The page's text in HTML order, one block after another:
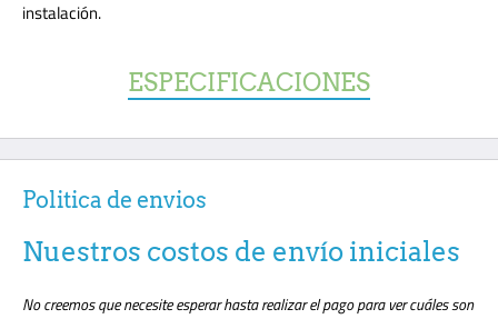
instalación.
ESPECIFICACIONES
Politica de envios
Nuestros costos de envío iniciales
No creemos que necesite esperar hasta realizar el pago para ver cuáles son